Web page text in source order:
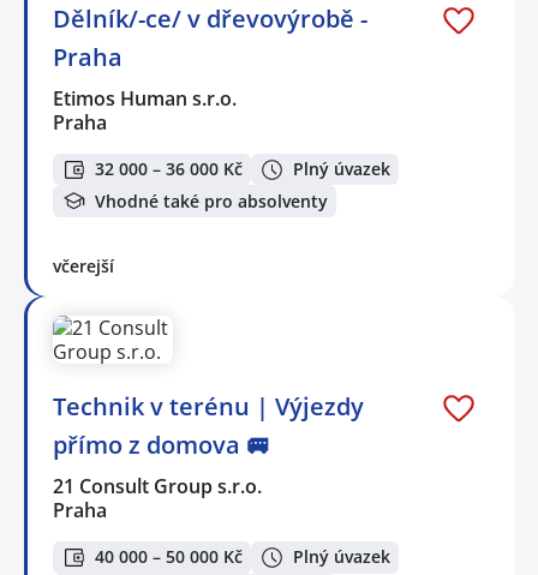
Dělník/-ce/ v dřevovýrobě -
Praha
Etimos Human s.r.o.
Praha
32 000 – 36 000 Kč
Plný úvazek
Vhodné také pro absolventy
včerejší
Technik v terénu | Výjezdy
přímo z domova 🚐
21 Consult Group s.r.o.
Praha
40 000 – 50 000 Kč
Plný úvazek